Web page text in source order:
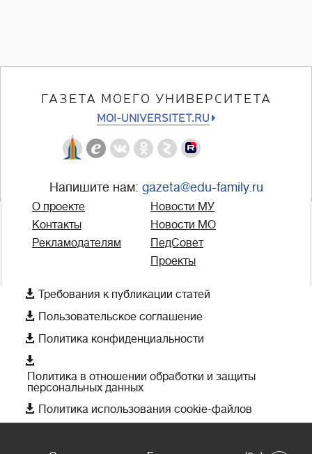
ГАЗЕТА МОЕГО УНИВЕРСИТЕТА
MOI-UNIVERSITET.RU
Напишите нам: gazeta@edu-family.ru
О проекте
Контакты
Рекламодателям
Новости МУ
Новости МО
ПедСовет
Проекты
 Требования к публикации статей
 Пользовательское соглашение
 Политика конфиденциальности

Политика в отношении обработки и защиты
персональных данных
 Политика использования cookie-файлов